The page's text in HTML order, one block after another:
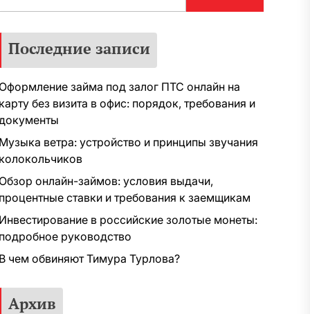
Последние записи
Оформление займа под залог ПТС онлайн на
карту без визита в офис: порядок, требования и
Музыка ветра: устройство и принципы звучания
колокольчиков
Обзор онлайн-займов: условия выдачи,
процентные ставки и требования к заемщикам
Инвестирование в российские золотые монеты:
подробное руководство
В чем обвиняют Тимура Турлова?
Архив